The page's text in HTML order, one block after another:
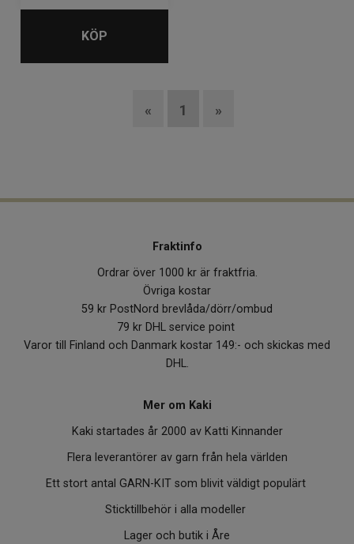
KÖP
« 1 »
Fraktinfo
Ordrar över 1000 kr är fraktfria.
Övriga kostar
59 kr PostNord brevlåda/dörr/ombud
79 kr DHL service point
Varor till Finland och Danmark kostar 149:- och skickas med
DHL.
Mer om Kaki
Kaki startades år 2000 av Katti Kinnander
Flera leverantörer av garn från hela världen
Ett stort antal GARN-KIT som blivit väldigt populärt
Sticktillbehör i alla modeller
Lager och butik i Åre